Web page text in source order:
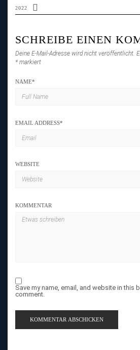
2022
SCHREIBE EINEN
Deine E-Mail-Adresse wird nicht veröffentlicht.
* markiert
NAME*
EMAIL ADDRESS*
WEBSITE
KOMMENTAR
Save my name, email, and website in this
comment.